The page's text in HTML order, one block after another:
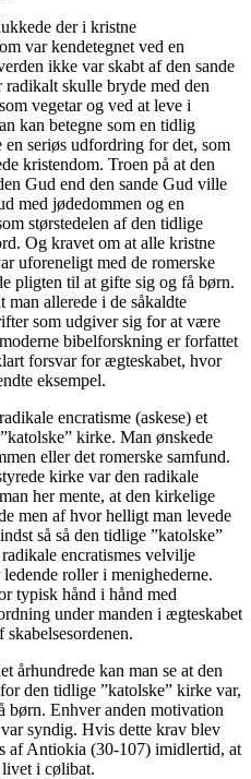
der i kristne
var kendetegnet ved en
ikke var skabt af den sande
skulle bryde med den
vegetar og ved at leve i
kan betegne som en tidlig
seriøs udfordring for det, som
kristendom. Troen på at den
Gud end den sande Gud ville
med jødedommen og en
størstedelen af den tidlige
Og kravet om at alle kristne
uforeneligt med de romerske
pligten til at gifte sig og få børn.
allerede i de såkaldte
som udgiver sig for at være
bibelforskning er forfattet
forsvar for ægteskabet, hvor
eksempel.
encratisme (askese) et
kirke. Man ønskede
eller det romerske samfund.
kirke var den radikale
her mente, at den kirkelige
men af hvor helligt man levede
så så den tidlige ”katolske”
encratismes velvilje
roller i menighederne.
typisk hånd i hånd med
under manden i ægteskabet
århundrede kan man se at den
den tidlige ”katolske” kirke var,
børn. Enhver anden motivation
syndig. Hvis dette krav blev
af Antiokia (30-107) imidlertid, at
i cølibat.